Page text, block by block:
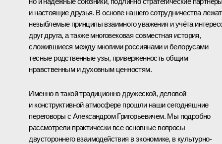
и настоящие друзья. В основе нашего сотрудничества лежат
незыблемые принципы взаимного уважения и учёта
друг друга, а также многовековая совместная история,
сложившиеся между многими россиянами и белорусами
тесные родственные узы, приверженность общим
нравственным и духовным ценностям.
Именно в такой традиционно дружеской, деловой
и конструктивной атмосфере прошли наши сегодняшние
переговоры с Александром Григорьевичем. Мы подробно
рассмотрели практически все основные вопросы
двустороннего взаимодействия в экономике, в культурно-